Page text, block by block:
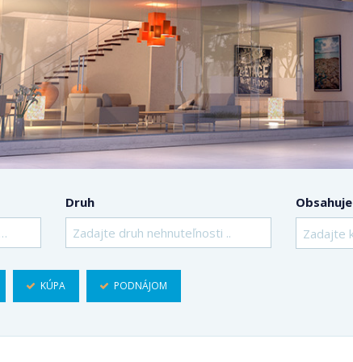
Druh
Zadajte druh nehnuteľnosti ..
Obsahuje
KÚPA PODNÁJOM